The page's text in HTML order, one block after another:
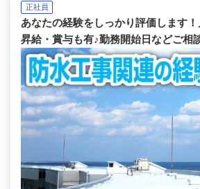
正社員
あなたの経験をしっかり評価します！
昇給・賞与も有♪勤務開始日などご相